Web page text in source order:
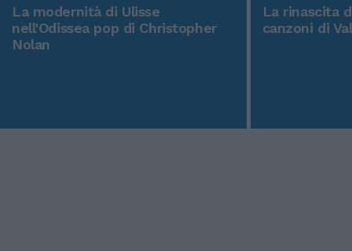
La modernità di Ulisse
nell'Odissea pop di Christopher
Nolan
La rinascita
canzoni di